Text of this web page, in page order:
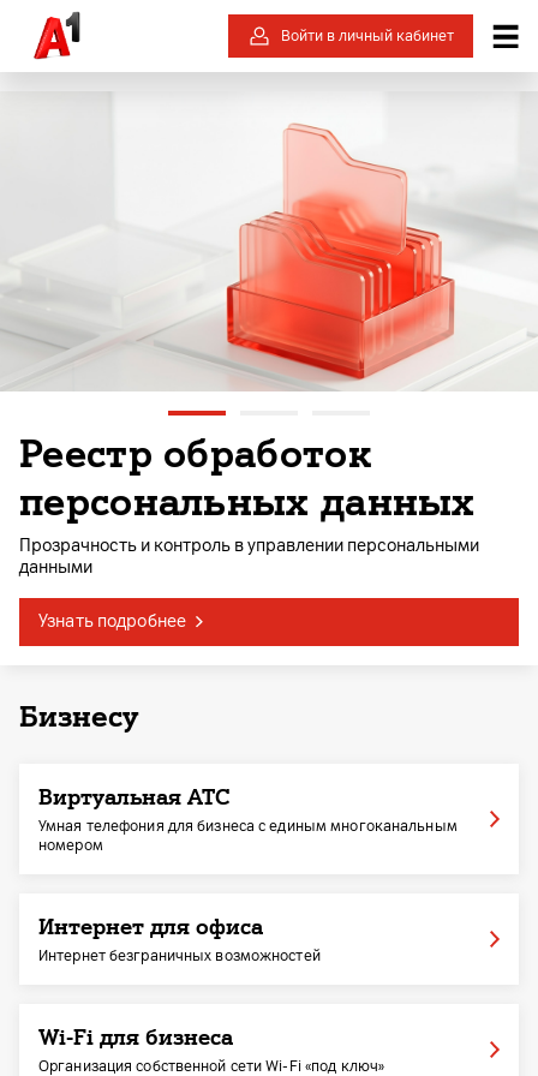
Войти в личный кабинет
Реестр обработок
персональных данных
Прозрачность и контроль в управлении персональными
данными
Узнать подробнее
Бизнесу
Виртуальная ATC
Умная телефония для бизнеса с единым многоканальным
номером
Интернет для офиса
Интернет безграничных возможностей
Wi-Fi для бизнеса
Организация собственной сети Wi-Fi «под ключ»